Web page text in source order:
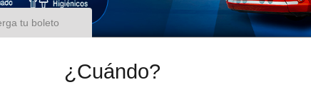
tu boleto
¿Cuándo?